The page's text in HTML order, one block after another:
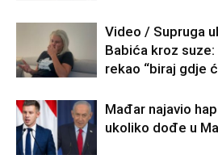
Video / Supruga
Babića kroz
rekao “biraj gdje
Mađar najavio
ukoliko dođe u